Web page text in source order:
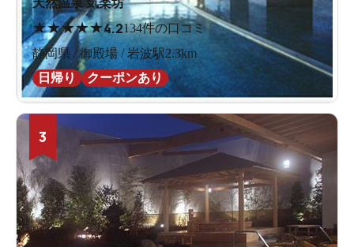
天然温泉 気楽坊
★★★★★4.2134件の口コミ
静岡県 / 御殿場 / 岩波駅2.3km
日帰り
クーポンあり
3